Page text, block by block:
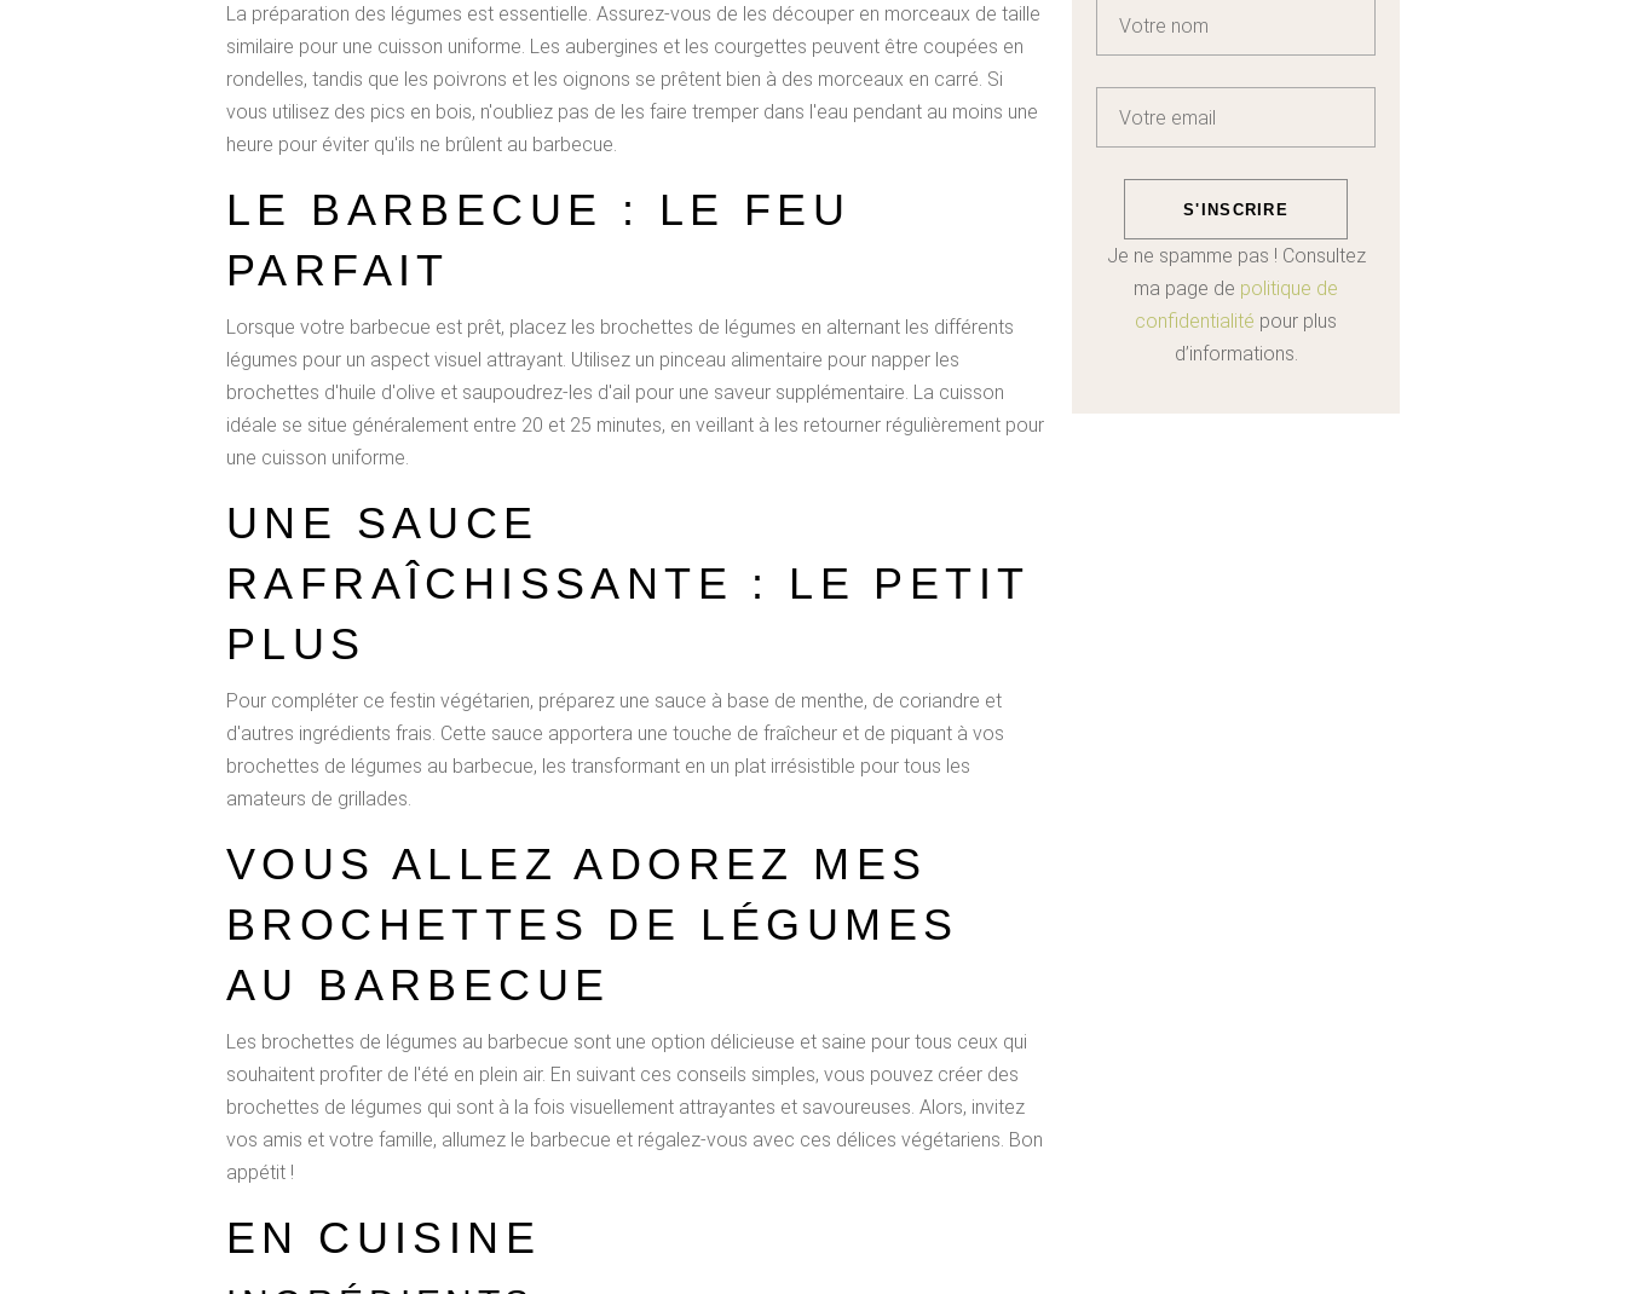
La préparation des légumes est essentielle. Assurez-vous de les découper en morceaux de taille
similaire pour une cuisson uniforme. Les aubergines et les courgettes peuvent être coupées en
rondelles, tandis que les poivrons et les oignons se prêtent bien à des morceaux en carré. Si
vous utilisez des pics en bois, n'oubliez pas de les faire tremper dans l'eau pendant au moins une
heure pour éviter qu'ils ne brûlent au barbecue.
LE BARBECUE : LE FEU
PARFAIT
Lorsque votre barbecue est prêt, placez les brochettes de légumes en alternant les différents
légumes pour un aspect visuel attrayant. Utilisez un pinceau alimentaire pour napper les
brochettes d'huile d'olive et saupoudrez-les d'ail pour une saveur supplémentaire. La cuisson
idéale se situe généralement entre 20 et 25 minutes, en veillant à les retourner régulièrement pour
une cuisson uniforme.
UNE SAUCE
RAFRAÎCHISSANTE : LE PETIT
PLUS
Pour compléter ce festin végétarien, préparez une sauce à base de menthe, de coriandre et
d'autres ingrédients frais. Cette sauce apportera une touche de fraîcheur et de piquant à vos
brochettes de légumes au barbecue, les transformant en un plat irrésistible pour tous les
amateurs de grillades.
VOUS ALLEZ ADOREZ MES
BROCHETTES DE LÉGUMES
AU BARBECUE
Les brochettes de légumes au barbecue sont une option délicieuse et saine pour tous ceux qui
souhaitent profiter de l'été en plein air. En suivant ces conseils simples, vous pouvez créer des
brochettes de légumes qui sont à la fois visuellement attrayantes et savoureuses. Alors, invitez
vos amis et votre famille, allumez le barbecue et régalez-vous avec ces délices végétariens. Bon
appétit !
EN CUISINE
S'INSCRIRE
Je ne spamme pas ! Consultez
ma page de politique de
confidentialité pour plus
d’informations.